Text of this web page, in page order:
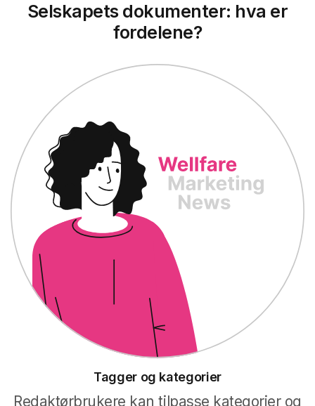
Selskapets dokumenter: hva er
fordelene?
Tagger og kategorier
Redaktørbrukere kan tilpasse kategorier og